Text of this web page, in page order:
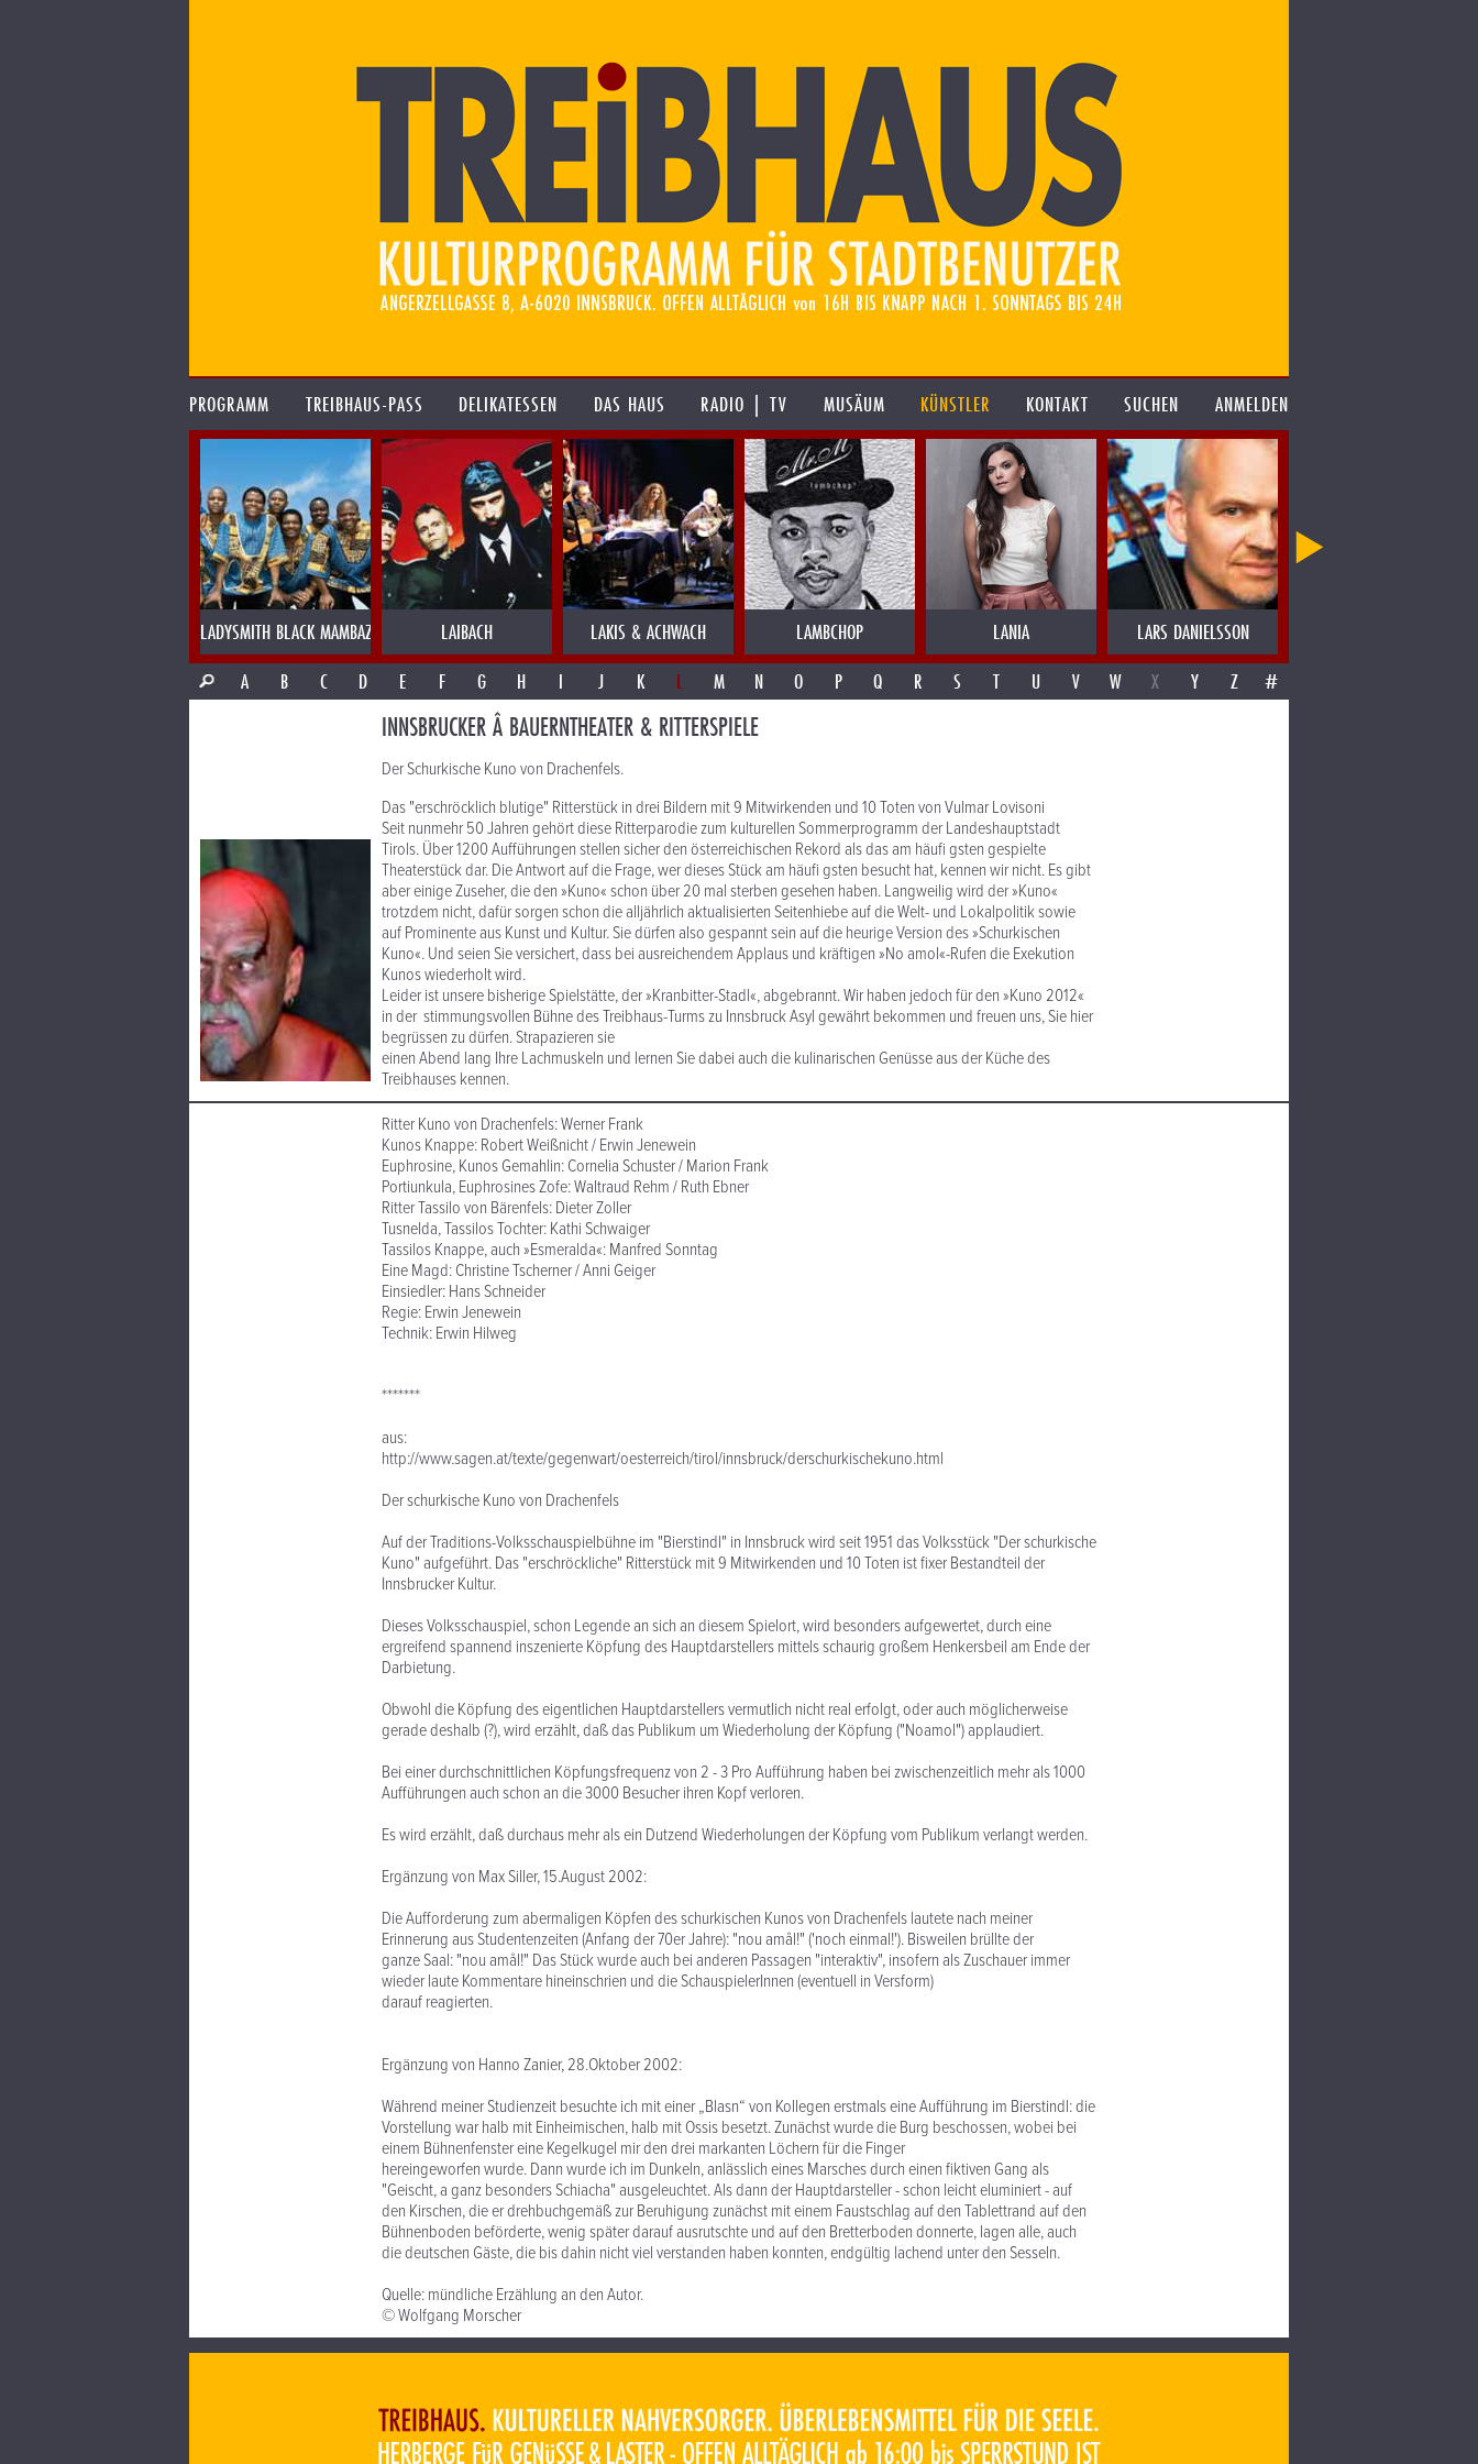
PROGRAMM TREIBHAUS-PASS DELIKATESSEN DAS HAUS RADIO | TV MUSÄUM KÜNSTLER KONTAKT SUCHEN ANMELDEN
LADYSMITH BLACK MAMBAZO LAIBACH LAKIS & ACHWACH LAMBCHOP LANIA LARS DANIELSSON
A
B C D E F G H I J K L M N O P Q R S T U V W X Y Z #
INNSBRUCKER Â BAUERNTHEATER & RITTERSPIELE
Der Schurkische Kuno von Drachenfels.
Das "erschröcklich blutige" Ritterstück in drei Bildern mit 9 Mitwirkenden und 10 Toten von Vulmar Lovisoni
Seit nunmehr 50 Jahren gehört diese Ritterparodie zum kulturellen Sommerprogramm der Landeshauptstadt
Tirols. Über 1200 Aufführungen stellen sicher den österreichischen Rekord als das am häufi gsten gespielte
Theaterstück dar. Die Antwort auf die Frage, wer dieses Stück am häufi gsten besucht hat, kennen wir nicht. Es gibt
aber einige Zuseher, die den »Kuno« schon über 20 mal sterben gesehen haben. Langweilig wird der »Kuno«
trotzdem nicht, dafür sorgen schon die alljährlich aktualisierten Seitenhiebe auf die Welt- und Lokalpolitik sowie
auf Prominente aus Kunst und Kultur. Sie dürfen also gespannt sein auf die heurige Version des »Schurkischen
Kuno«. Und seien Sie versichert, dass bei ausreichendem Applaus und kräftigen »No amol«-Rufen die Exekution
Kunos wiederholt wird.
Leider ist unsere bisherige Spielstätte, der »Kranbitter-Stadl«, abgebrannt. Wir haben jedoch für den »Kuno 2012«
in der stimmungsvollen Bühne des Treibhaus-Turms zu Innsbruck Asyl gewährt bekommen und freuen uns, Sie hier
begrüssen zu dürfen. Strapazieren sie
einen Abend lang Ihre Lachmuskeln und lernen Sie dabei auch die kulinarischen Genüsse aus der Küche des
Treibhauses kennen.
Ritter Kuno von Drachenfels: Werner Frank
Kunos Knappe: Robert Weißnicht / Erwin Jenewein
Euphrosine, Kunos Gemahlin: Cornelia Schuster / Marion Frank
Portiunkula, Euphrosines Zofe: Waltraud Rehm / Ruth Ebner
Ritter Tassilo von Bärenfels: Dieter Zoller
Tusnelda, Tassilos Tochter: Kathi Schwaiger
Tassilos Knappe, auch »Esmeralda«: Manfred Sonntag
Eine Magd: Christine Tscherner / Anni Geiger
Einsiedler: Hans Schneider
Regie: Erwin Jenewein
Technik: Erwin Hilweg
*******
aus:
http://www.sagen.at/texte/gegenwart/oesterreich/tirol/innsbruck/derschurkischekuno.html
Der schurkische Kuno von Drachenfels
Auf der Traditions-Volksschauspielbühne im "Bierstindl" in Innsbruck wird seit 1951 das Volksstück "Der schurkische
Kuno" aufgeführt. Das "erschröckliche" Ritterstück mit 9 Mitwirkenden und 10 Toten ist fixer Bestandteil der
Innsbrucker Kultur.
Dieses Volksschauspiel, schon Legende an sich an diesem Spielort, wird besonders aufgewertet, durch eine
ergreifend spannend inszenierte Köpfung des Hauptdarstellers mittels schaurig großem Henkersbeil am Ende der
Darbietung.
Obwohl die Köpfung des eigentlichen Hauptdarstellers vermutlich nicht real erfolgt, oder auch möglicherweise
gerade deshalb (?), wird erzählt, daß das Publikum um Wiederholung der Köpfung ("Noamol") applaudiert.
Bei einer durchschnittlichen Köpfungsfrequenz von 2 - 3 Pro Aufführung haben bei zwischenzeitlich mehr als 1000
Aufführungen auch schon an die 3000 Besucher ihren Kopf verloren.
Es wird erzählt, daß durchaus mehr als ein Dutzend Wiederholungen der Köpfung vom Publikum verlangt werden.
Ergänzung von Max Siller, 15.August 2002:
Die Aufforderung zum abermaligen Köpfen des schurkischen Kunos von Drachenfels lautete nach meiner
Erinnerung aus Studentenzeiten (Anfang der 70er Jahre): "nou amål!" ('noch einmal!'). Bisweilen brüllte der
ganze Saal: "nou amål!" Das Stück wurde auch bei anderen Passagen "interaktiv", insofern als Zuschauer immer
wieder laute Kommentare hineinschrien und die SchauspielerInnen (eventuell in Versform)
darauf reagierten.
Ergänzung von Hanno Zanier, 28.Oktober 2002:
Während meiner Studienzeit besuchte ich mit einer „Blasn“ von Kollegen erstmals eine Aufführung im Bierstindl: die
Vorstellung war halb mit Einheimischen, halb mit Ossis besetzt. Zunächst wurde die Burg beschossen, wobei bei
einem Bühnenfenster eine Kegelkugel mir den drei markanten Löchern für die Finger
hereingeworfen wurde. Dann wurde ich im Dunkeln, anlässlich eines Marsches durch einen fiktiven Gang als
"Geischt, a ganz besonders Schiacha" ausgeleuchtet. Als dann der Hauptdarsteller - schon leicht eluminiert - auf
den Kirschen, die er drehbuchgemäß zur Beruhigung zunächst mit einem Faustschlag auf den Tablettrand auf den
Bühnenboden beförderte, wenig später darauf ausrutschte und auf den Bretterboden donnerte, lagen alle, auch
die deutschen Gäste, die bis dahin nicht viel verstanden haben konnten, endgültig lachend unter den Sesseln.
Quelle: mündliche Erzählung an den Autor.
© Wolfgang Morscher